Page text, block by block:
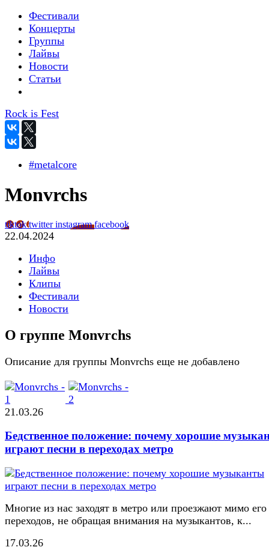
Фестивали
Концерты
Группы
Лайвы
Новости
Статьи
Rock is Fest
#metalcore
Monvrchs
tiktoktwitterinstagramfacebook
22.04.2024
Инфо
Лайвы
Клипы
Фестивали
Новости
О группе Monvrchs
Описание для группы Monvrchs еще не добавлено
21.03.26
Бедственное положение: почему хорошие
играют песни в переходах метро
Многие из нас заходят в метро или проезжают мимо его
переходов, не обращая внимания на музыкантов, к...
17.03.26